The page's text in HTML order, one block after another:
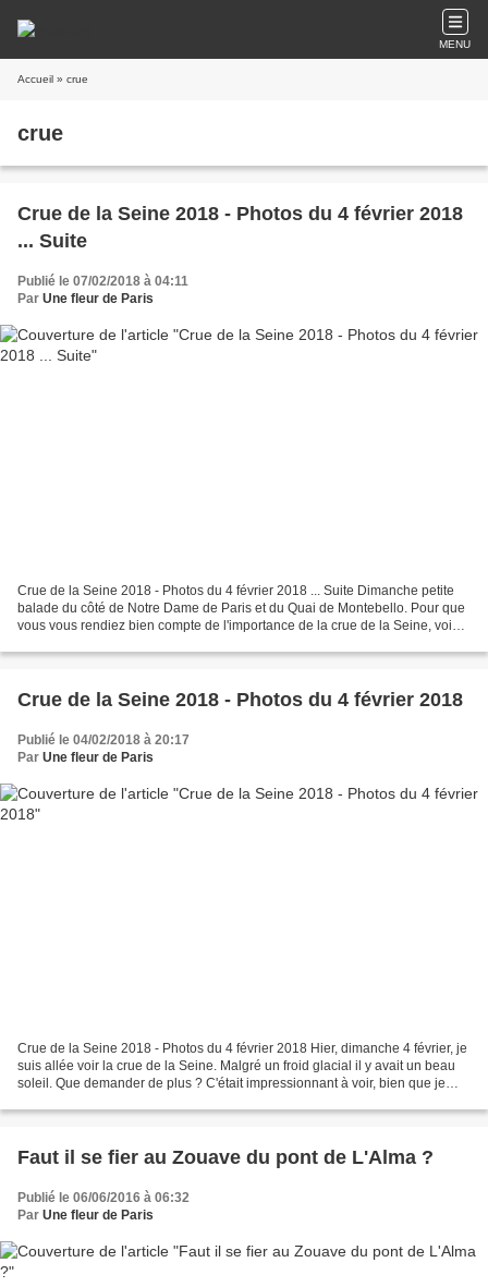
MENU
Accueil » crue
crue
Crue de la Seine 2018 - Photos du 4 février 2018
... Suite
Publié le 07/02/2018 à 04:11
Par Une fleur de Paris
Crue de la Seine 2018 - Photos du 4 février 2018 ... Suite Dimanche petite
balade du côté de Notre Dame de Paris et du Quai de Montebello. Pour que
vous vous rendiez bien compte de l'importance de la crue de la Seine, voici
Crue de la Seine 2018 - Photos du 4 février 2018
Publié le 04/02/2018 à 20:17
Par Une fleur de Paris
Crue de la Seine 2018 - Photos du 4 février 2018 Hier, dimanche 4 février, je
suis allée voir la crue de la Seine. Malgré un froid glacial il y avait un beau
soleil. Que demander de plus ? C'était impressionnant à voir, bien que je
Faut il se fier au Zouave du pont de L'Alma ?
Publié le 06/06/2016 à 06:32
Par Une fleur de Paris